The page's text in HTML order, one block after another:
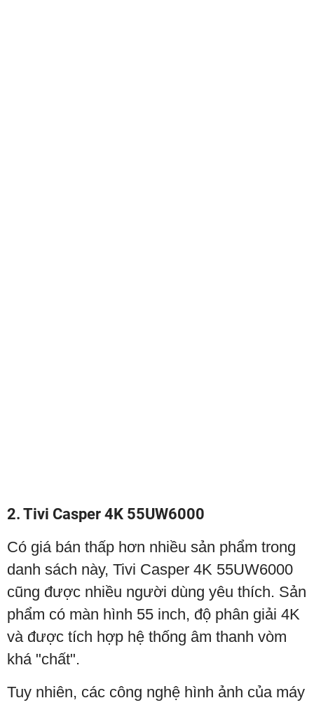
2. Tivi Casper 4K 55UW6000
Có giá bán thấp hơn nhiều sản phẩm trong
danh sách này, Tivi Casper 4K 55UW6000
cũng được nhiều người dùng yêu thích. Sản
phẩm có màn hình 55 inch, độ phân giải 4K
và được tích hợp hệ thống âm thanh vòm
khá "chất".
Tuy nhiên, các công nghệ hình ảnh của máy